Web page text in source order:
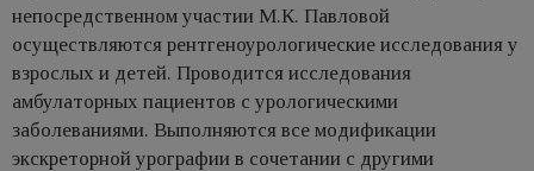
непосредственном участии М.К. Павловой
осуществляются рентгеноурологические исследования у
взрослых и детей. Проводится исследования
амбулаторных пациентов с урологическими
заболеваниями. Выполняются все модификации
экскреторной урографии в сочетании с другими